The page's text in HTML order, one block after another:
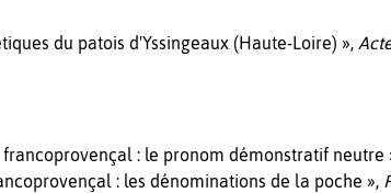
du patois d'Yssingeaux (Haute-Loire) »,
: le pronom démonstratif neutre
: les dénominations de la poche »,